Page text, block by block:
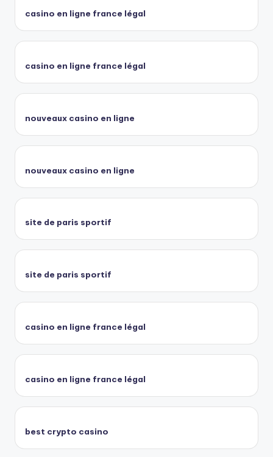
casino en ligne france légal
casino en ligne france légal
nouveaux casino en ligne
nouveaux casino en ligne
site de paris sportif
site de paris sportif
casino en ligne france légal
casino en ligne france légal
best crypto casino